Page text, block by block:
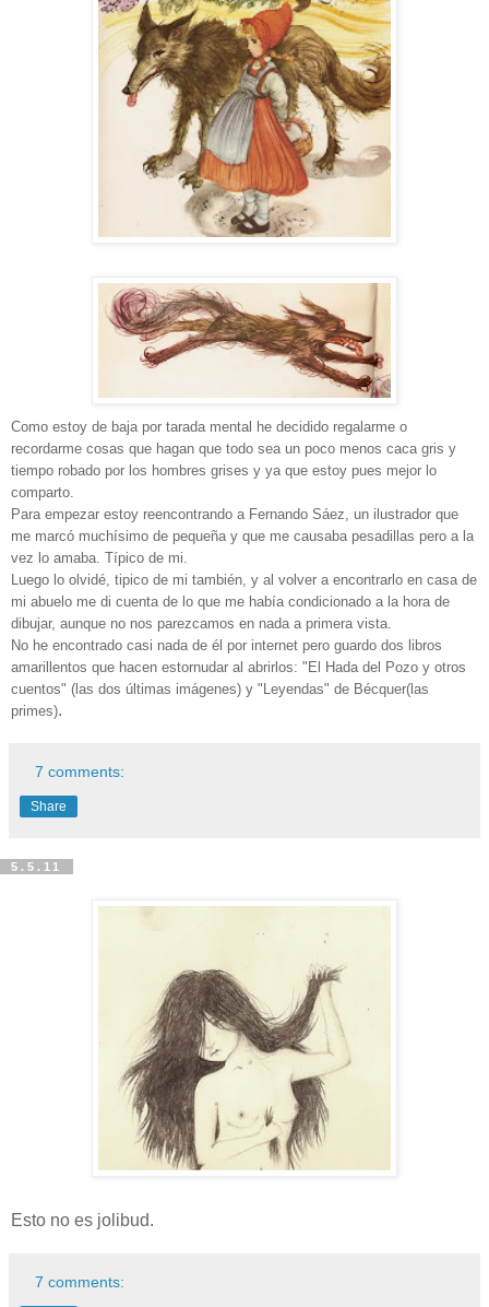
Como estoy de baja por tarada mental he decidido regalarme o
recordarme cosas que hagan que todo sea un poco menos caca gris y
tiempo robado por los hombres grises y ya que estoy pues mejor lo
comparto.
Para empezar estoy reencontrando a Fernando Sáez, un ilustrador que
me marcó muchísimo de pequeña y que me causaba pesadillas pero a la
vez lo amaba. Típico de mi.
Luego lo olvidé, tipico de mi también, y al volver a encontrarlo en casa de
mi abuelo me di cuenta de lo que me había condicionado a la hora de
dibujar, aunque no nos parezcamos en nada a primera vista.
No he encontrado casi nada de él por internet pero guardo dos libros
amarillentos que hacen estornudar al abrirlos: "El Hada del Pozo y otros
cuentos" (las dos últimas imágenes) y "Leyendas" de Bécquer(las
primes).
7 comments:
Share
5.5.11
Esto no es jolibud.
7 comments: